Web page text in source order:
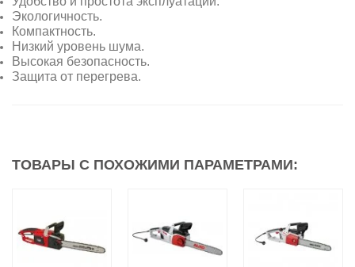
Экологичность.
Компактность.
Низкий уровень шума.
Высокая безопасность.
Защита от перегрева.
ТОВАРЫ С ПОХОЖИМИ ПАРАМЕТРАМИ: